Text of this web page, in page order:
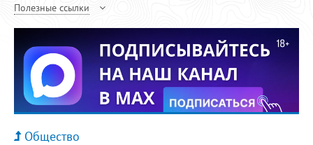
Полезные ссылки
Общество